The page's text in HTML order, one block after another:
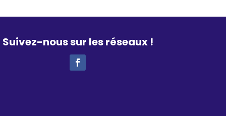
Suivez-nous sur les réseaux !